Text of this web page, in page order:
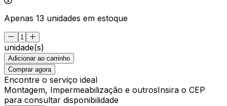
Apenas 13 unidades em estoque
unidade(s)
Adicionar ao carrinho
Comprar agora
Encontre o serviço ideal
Montagem, Impermeabilização e outrosInsira o CEP
para consultar disponibilidade